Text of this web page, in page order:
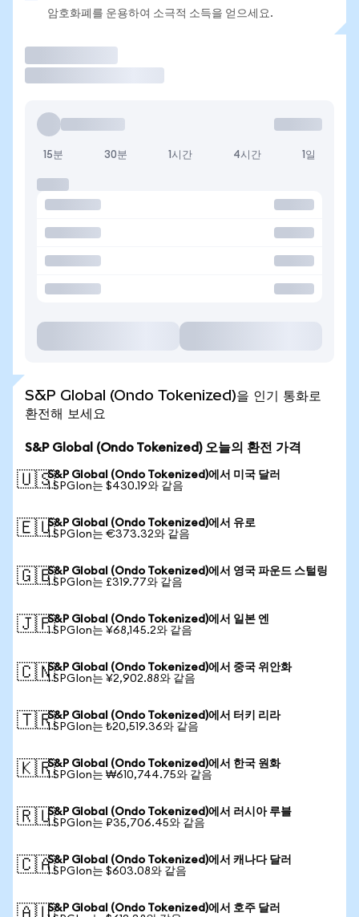
암호화폐를 운용하여 소극적 소득을 얻으세요.
15분 30분 1시간 4시간 1일
S&P Global (Ondo Tokenized)을 인기 통화로
환전해 보세요
S&P Global (Ondo Tokenized) 오늘의 환전 가격
🇺🇸S&P Global (Ondo Tokenized)에서 미국 달러
1 SPGIon는 $430.19와 같음
🇪🇺S&P Global (Ondo Tokenized)에서 유로
1 SPGIon는 €373.32와 같음
🇬🇧S&P Global (Ondo Tokenized)에서 영국 파운드 스털링
1 SPGIon는 £319.77와 같음
🇯🇵S&P Global (Ondo Tokenized)에서 일본 엔
1 SPGIon는 ¥68,145.2와 같음
🇨🇳S&P Global (Ondo Tokenized)에서 중국 위안화
1 SPGIon는 ¥2,902.88와 같음
🇹🇷S&P Global (Ondo Tokenized)에서 터키 리라
1 SPGIon는 ₺20,519.36와 같음
🇰🇷S&P Global (Ondo Tokenized)에서 한국 원화
1 SPGIon는 ₩610,744.75와 같음
🇷🇺S&P Global (Ondo Tokenized)에서 러시아 루블
1 SPGIon는 ₽35,706.45와 같음
🇨🇦S&P Global (Ondo Tokenized)에서 캐나다 달러
1 SPGIon는 $603.08와 같음
S&P Global (Ondo Tokenized)에서 호주 달러